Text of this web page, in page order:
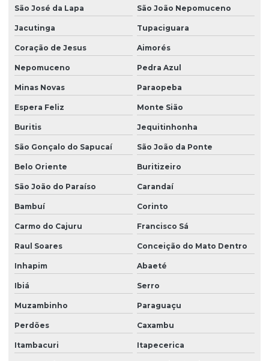
São José da Lapa São João Nepomuceno
Jacutinga Tupaciguara
Coração de Jesus Aimorés
Nepomuceno Pedra Azul
Minas Novas Paraopeba
Espera Feliz Monte Sião
Buritis Jequitinhonha
São Gonçalo do Sapucaí São João da Ponte
Belo Oriente Buritizeiro
São João do Paraíso Carandaí
Bambuí Corinto
Carmo do Cajuru Francisco Sá
Raul Soares Conceição do Mato Dentro
Inhapim Abaeté
Ibiá Serro
Muzambinho Paraguaçu
Perdões Caxambu
Itambacuri Itapecerica